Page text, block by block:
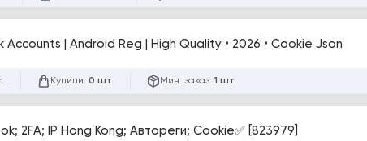
Accounts | Android Reg | High Quality • 2026 • Cookie Json
Купили: 0 шт. Мин. заказ: 1 шт.
2FA; IP Hong Kong; Автореги; Cookie✅ [823979]